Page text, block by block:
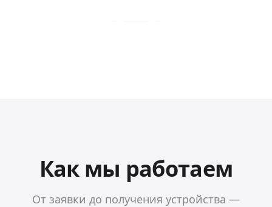
Как мы работаем
От заявки до получения устройства —